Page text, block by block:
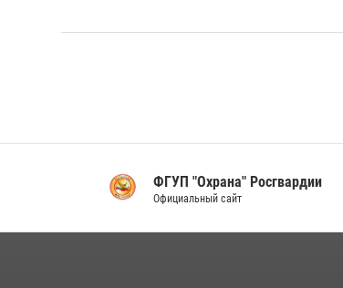
ФГУП "Охрана" Росгвардии
Официальный сайт